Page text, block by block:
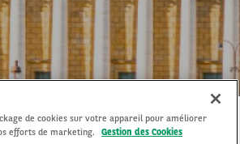
23 Avril 2025
de cookies sur votre appareil pour améliorer
efforts de marketing.
Gestion des Cookies